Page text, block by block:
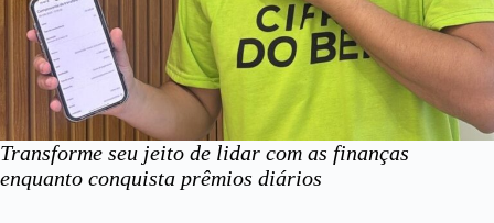
Transforme seu jeito de lidar com as finanças
enquanto conquista prêmios diários